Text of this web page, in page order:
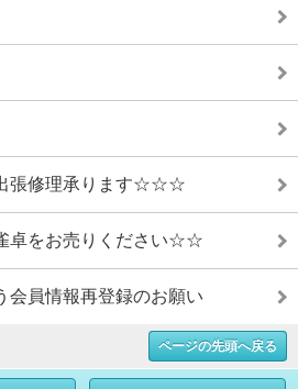
張修理承ります☆☆☆
卓をお売りください☆☆
会員情報再登録のお願い
ページの先頭へ戻る